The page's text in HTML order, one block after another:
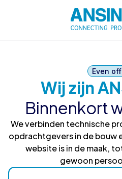
Even
Wij zijn
Binnenkort
We verbinden technische
opdrachtgevers in de bouw
website is in de maak,
gewoon